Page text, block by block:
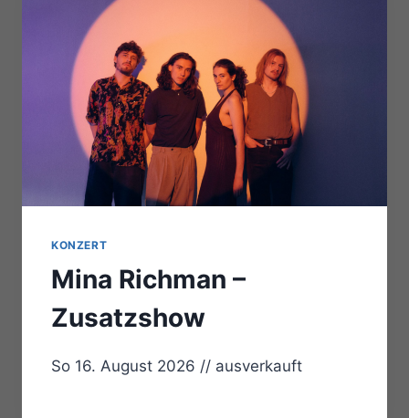
KONZERT
Mina Richman –
Zusatzshow
So 16. August 2026 // ausverkauft